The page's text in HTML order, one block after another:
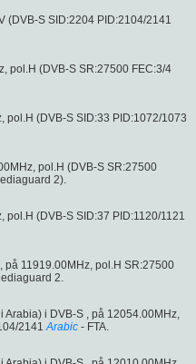
(DVB-S SID:2204 PID:2104/2141
pol.H (DVB-S SR:27500 FEC:3/4
pol.H (DVB-S SID:33 PID:1072/1073
pol.H (DVB-S SR:27500
2).
pol.H (DVB-S SID:37 PID:1120/1121
på 11919.00MHz, pol.H SR:27500
2.
Arabia) i DVB-S , på 12054.00MHz,
2141 Arabic - FTA.